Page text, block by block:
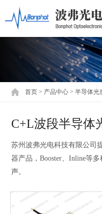
首页 > 产品中心 >半导体光
C+L波段半导体
苏州波弗光电科技有限公司
器产品，Booster、Inline等
声。